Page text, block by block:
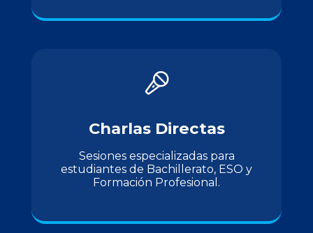
Charlas Directas
Sesiones especializadas para
estudiantes de Bachillerato, ESO y
Formación Profesional.